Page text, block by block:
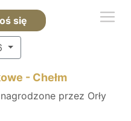
się
- Chełm
przez Orły